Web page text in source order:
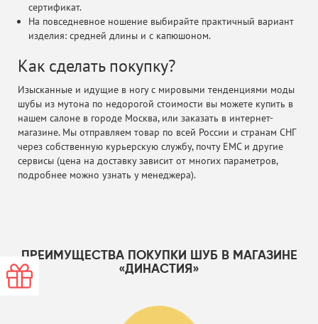
сертификат.
На повседневное ношение выбирайте практичный вариант
изделия: средней длины и с капюшоном.
Как сделать покупку?
Изысканные и идущие в ногу с мировыми тенденциями моды
шубы из мутона по недорогой стоимости вы можете купить в
нашем салоне в городе Москва, или заказать в интернет-
магазине. Мы отправляем товар по всей России и странам СНГ
через собственную курьерскую службу, почту ЕМС и другие
сервисы (цена на доставку зависит от многих параметров,
подробнее можно узнать у менеджера).
ПРЕИМУЩЕСТВА ПОКУПКИ ШУБ В МАГАЗИНЕ
«ДИНАСТИЯ»
0000